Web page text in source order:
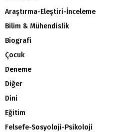
Araştırma-Eleştiri-İnceleme
Bilim & Mühendislik
Biografi
Çocuk
Deneme
Diğer
Dini
Eğitim
Felsefe-Sosyoloji-Psikoloji